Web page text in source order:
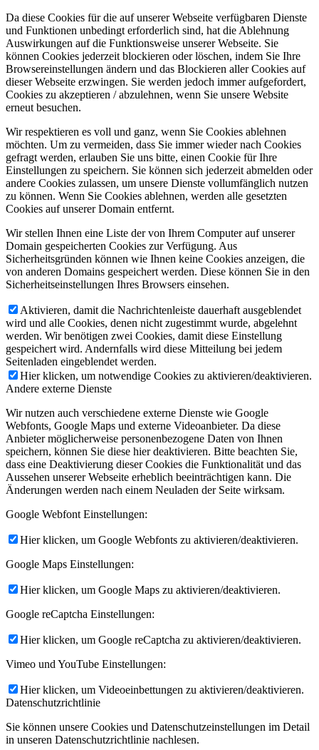
Da diese Cookies für die auf unserer Webseite verfügbaren Dienste
und Funktionen unbedingt erforderlich sind, hat die Ablehnung
Auswirkungen auf die Funktionsweise unserer Webseite. Sie
können Cookies jederzeit blockieren oder löschen, indem Sie Ihre
Browsereinstellungen ändern und das Blockieren aller Cookies auf
dieser Webseite erzwingen. Sie werden jedoch immer aufgefordert,
Cookies zu akzeptieren / abzulehnen, wenn Sie unsere Website
erneut besuchen.
Wir respektieren es voll und ganz, wenn Sie Cookies ablehnen
möchten. Um zu vermeiden, dass Sie immer wieder nach Cookies
gefragt werden, erlauben Sie uns bitte, einen Cookie für Ihre
Einstellungen zu speichern. Sie können sich jederzeit abmelden oder
andere Cookies zulassen, um unsere Dienste vollumfänglich nutzen
zu können. Wenn Sie Cookies ablehnen, werden alle gesetzten
Cookies auf unserer Domain entfernt.
Wir stellen Ihnen eine Liste der von Ihrem Computer auf unserer
Domain gespeicherten Cookies zur Verfügung. Aus
Sicherheitsgründen können wie Ihnen keine Cookies anzeigen, die
von anderen Domains gespeichert werden. Diese können Sie in den
Sicherheitseinstellungen Ihres Browsers einsehen.
Aktivieren, damit die Nachrichtenleiste dauerhaft ausgeblendet
wird und alle Cookies, denen nicht zugestimmt wurde, abgelehnt
werden. Wir benötigen zwei Cookies, damit diese Einstellung
gespeichert wird. Andernfalls wird diese Mitteilung bei jedem
Seitenladen eingeblendet werden.
Hier klicken, um notwendige Cookies zu aktivieren/deaktivieren.
Andere externe Dienste
Wir nutzen auch verschiedene externe Dienste wie Google
Webfonts, Google Maps und externe Videoanbieter. Da diese
Anbieter möglicherweise personenbezogene Daten von Ihnen
speichern, können Sie diese hier deaktivieren. Bitte beachten Sie,
dass eine Deaktivierung dieser Cookies die Funktionalität und das
Aussehen unserer Webseite erheblich beeinträchtigen kann. Die
Änderungen werden nach einem Neuladen der Seite wirksam.
Google Webfont Einstellungen:
Hier klicken, um Google Webfonts zu aktivieren/deaktivieren.
Google Maps Einstellungen:
Hier klicken, um Google Maps zu aktivieren/deaktivieren.
Google reCaptcha Einstellungen:
Hier klicken, um Google reCaptcha zu aktivieren/deaktivieren.
Vimeo und YouTube Einstellungen:
Hier klicken, um Videoeinbettungen zu aktivieren/deaktivieren.
Datenschutzrichtlinie
Sie können unsere Cookies und Datenschutzeinstellungen im Detail
in unseren Datenschutzrichtlinie nachlesen.